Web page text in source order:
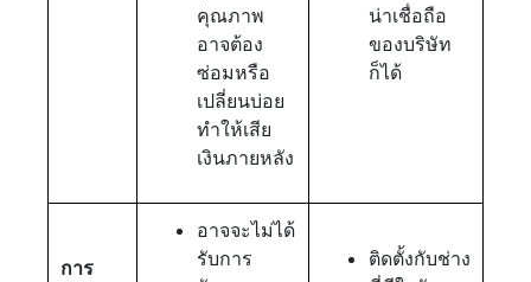
คุณภาพ
อาจต้อง
ซ่อมหรือ
เปลี่ยนบ่อย
ทำให้เสีย
เงินภายหลัง
น่าเชื่อถือ
ของบริษัท
ก็ได้
การ
อาจจะไม่ได้
รับการ
ติดตั้งกับช่าง